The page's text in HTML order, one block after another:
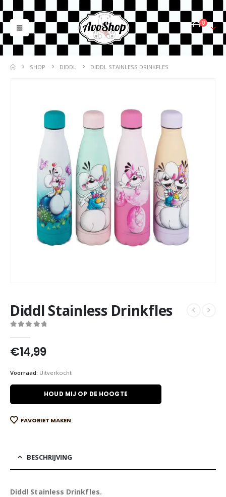
0
SHOP DIDDL DIDDL STAINLESS DRINKFLES
Diddl Stainless Drinkfles
€14,99
Voorraad: Uitverkocht
HOUD MIJ OP DE HOOGTE
FAVORIET MAKEN
BESCHRIJVING
Diddl Stainless Drinkfles.